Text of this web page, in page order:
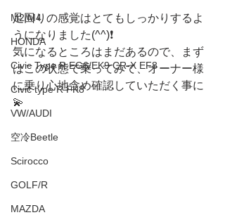
M2/M4
HONDA
Civic Type R EG6/EK9 CR-X EF8
Civic type R FK8
VW/AUDI
空冷Beetle
Scirocco
GOLF/R
MAZDA
足回りの感覚はとてもしっかりするよ
うになりました(^^)❗️
気になるところはまだあるので、まず
はこの状態で乗ってみて、オーナー様
に乗り心地含め確認していただく事に
💫